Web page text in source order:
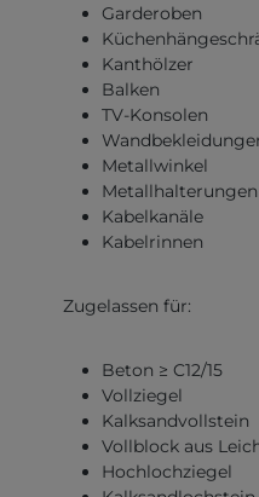
Garderoben
Kanthölzer
Balken
TV-Konsolen
Metallwinkel
Metallhalterungen
Kabelkanäle
Kabelrinnen
Zugelassen für:
Beton ≥ C12/15
Vollziegel
Kalksandvollstein
Vollblock aus
Hochlochziegel